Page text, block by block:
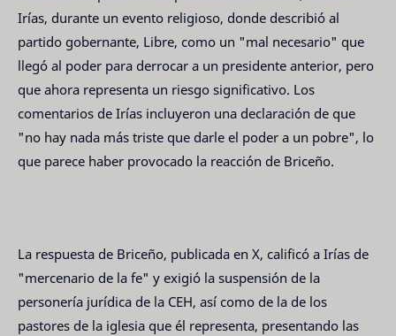
Irías, durante un evento religioso, donde describió al
partido gobernante, Libre, como un "mal necesario" que
llegó al poder para derrocar a un presidente anterior, pero
que ahora representa un riesgo significativo. Los
comentarios de Irías incluyeron una declaración de que
"no hay nada más triste que darle el poder a un pobre", lo
que parece haber provocado la reacción de Briceño.
La respuesta de Briceño, publicada en X, calificó a Irías de
"mercenario de la fe" y exigió la suspensión de la
personería jurídica de la CEH, así como de la de los
pastores de la iglesia que él representa, presentando las